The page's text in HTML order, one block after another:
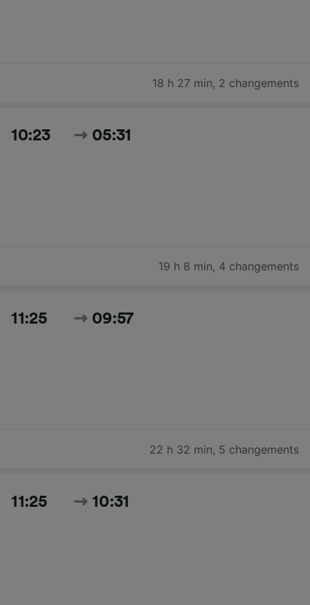
18 h 27 min, 2 changements
10:23 05:31
19 h 8 min, 4 changements
11:25 09:57
22 h 32 min, 5 changements
11:25 10:31